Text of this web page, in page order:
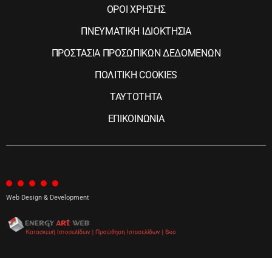
ΟΡΟΙ ΧΡΗΣΗΣ
ΠΝΕΥΜΑΤΙΚΗ ΙΔΙΟΚΤΗΣΙΑ
ΠΡΟΣΤΑΣΙΑ ΠΡΟΣΩΠΙΚΩΝ ΔΕΔΟΜΕΝΩΝ
ΠΟΛΙΤΙΚΗ COOKIES
ΤΑΥΤΟΤΗΤΑ
ΕΠΙΚΟΙΝΩΝΙΑ
Web Design & Development